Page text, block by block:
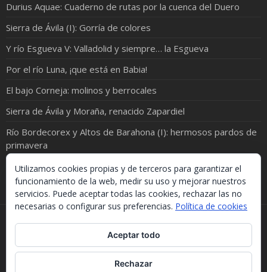
Durius Aquae: Cuaderno de rutas por la cuenca del Duero
Sierra de Ávila (I): Gorría de colores
Y río Esgueva V: Valladolid y siempre… la Esgueva
Por el río Luna, ¡que está en Babia!
El bajo Corneja: molinos y berrocales
Sierra de Ávila y Moraña, renacido Zapardiel
Río Bordecorex y Altos de Barahona (I): hermosos pardos de
primavera
Peñas de Gozón... desde el río
Si necesitas algo de este blog puedes cogerlo, lo único
que te pido es que menciones la procedencia. Gracias.
Should you need something from this blog, just take it.
The only thing I'd ask you is to mention this site. Many
Utilizamos cookies propias y de terceros para garantizar el
funcionamiento de la web, medir su uso y mejorar nuestros
servicios. Puede aceptar todas las cookies, rechazar las no
necesarias o configurar sus preferencias. Política de cookies
Aceptar todo
Rechazar